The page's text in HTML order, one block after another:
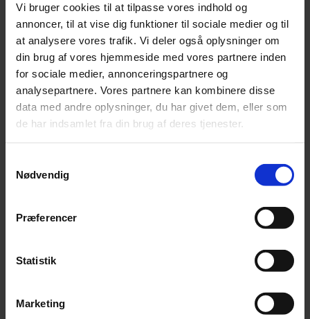
Vi bruger cookies til at tilpasse vores indhold og
annoncer, til at vise dig funktioner til sociale medier og til
at analysere vores trafik. Vi deler også oplysninger om
din brug af vores hjemmeside med vores partnere inden
for sociale medier, annonceringspartnere og
analysepartnere. Vores partnere kan kombinere disse
data med andre oplysninger, du har givet dem, eller som
de har indsamlet fra din brug af deres tjenester.
Nødvendig
Præferencer
Statistik
Marketing
Se alle Mohair
angora
Bella
Bella Color
Desiderio
Filnovo
Mulberry Silk
Leonora
Silk Mohair
Tilia
Se alle Alpaka
Alpaca 2
Bodil